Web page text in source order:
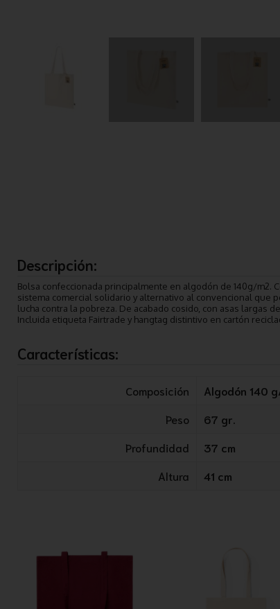
Descripción:
Bolsa confeccionada principalmente en algodón de 140g/m2.
sistema comercial solidario y alternativo al convencional que
lucha contra la pobreza. De acabado cosido, con asas largas
Incluida etiqueta Fairtrade y hangtag distintivo en cartón
Características:
Composición
Algodón 140
Peso
67 gr.
Profundidad
37 cm
Altura
41 cm